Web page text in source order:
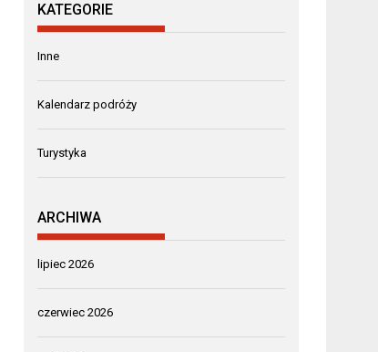
KATEGORIE
Inne
Kalendarz podróży
Turystyka
ARCHIWA
lipiec 2026
czerwiec 2026